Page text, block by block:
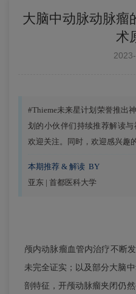
大脑中动脉动脉瘤
术
#Thieme未来星计划荣誉推出
划的小伙伴们持续推荐解读与
欢迎关注。同时，欢迎感兴趣
本期推荐 & 解读 BY
亚东 | 首都医科大学
颅内动脉瘤血管内治疗不断
未完全证实；以及部分大脑
剖特征，开颅动脉瘤夹闭仍